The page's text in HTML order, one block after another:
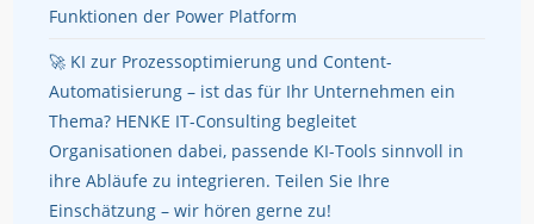
Funktionen der Power Platform
🚀 KI zur Prozessoptimierung und Content-
Automatisierung – ist das für Ihr Unternehmen ein
Thema? HENKE IT-Consulting begleitet
Organisationen dabei, passende KI-Tools sinnvoll in
ihre Abläufe zu integrieren. Teilen Sie Ihre
Einschätzung – wir hören gerne zu!